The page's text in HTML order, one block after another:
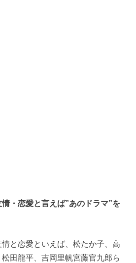
・恋愛と言えば”あのドラマ”を
と恋愛といえば、松たか子、高
田龍平、吉岡里帆宮藤官九郎ら